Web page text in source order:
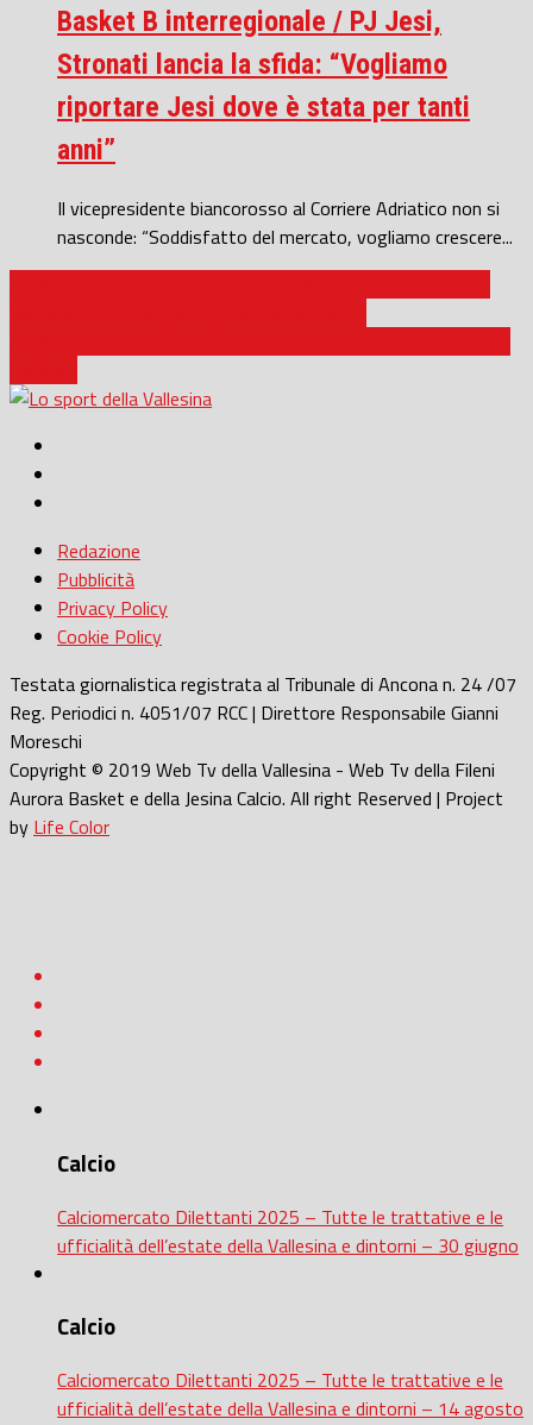
Basket B interregionale / PJ Jesi,
Stronati lancia la sfida: “Vogliamo
riportare Jesi dove è stata per tanti
anni”
Il vicepresidente biancorosso al Corriere Adriatico non si
nasconde: “Soddisfatto del mercato, vogliamo crescere...
Redazione
Pubblicità
Privacy Policy
Cookie Policy
Testata giornalistica registrata al Tribunale di Ancona n. 24 /07
Reg. Periodici n. 4051/07 RCC | Direttore Responsabile Gianni
Moreschi
Copyright © 2019 Web Tv della Vallesina - Web Tv della Fileni
Aurora Basket e della Jesina Calcio. All right Reserved | Project
by Life Color
Calcio
Calciomercato Dilettanti 2025 – Tutte le trattative e le
ufficialità dell’estate della Vallesina e dintorni – 30 giugno
Calcio
Calciomercato Dilettanti 2025 – Tutte le trattative e le
ufficialità dell’estate della Vallesina e dintorni – 14 agosto